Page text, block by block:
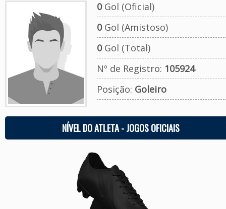
0Gol (Oficial)
0Gol (Amistoso)
0Gol (Total)
Nº de Registro: 105924
Posição: Goleiro
NÍVEL DO ATLETA - JOGOS OFICIAIS